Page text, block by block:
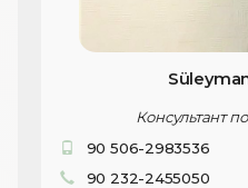
Консультант
90 506-2983536
90 232-2455050